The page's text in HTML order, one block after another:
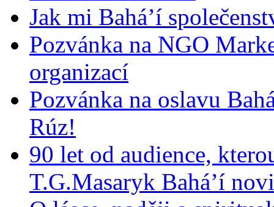
Jak mi Bahá’í
Pozvánka na NGO
organizací
Pozvánka na oslavu
Rúz!
90 let od audience,
T.G.Masaryk Bahá’í